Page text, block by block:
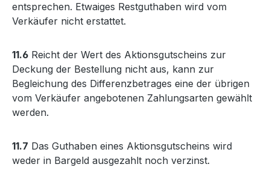
entsprechen. Etwaiges Restguthaben wird vom
Verkäufer nicht erstattet.
11.6 Reicht der Wert des Aktionsgutscheins zur
Deckung der Bestellung nicht aus, kann zur
Begleichung des Differenzbetrages eine der übrigen
vom Verkäufer angebotenen Zahlungsarten gewählt
werden.
11.7 Das Guthaben eines Aktionsgutscheins wird
weder in Bargeld ausgezahlt noch verzinst.